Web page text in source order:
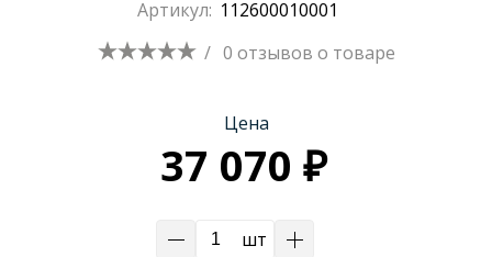
Трапы для душевых
Артикул: 112600010001
/ 0 отзывов о товаре
Цена
37 070 ₽
шт